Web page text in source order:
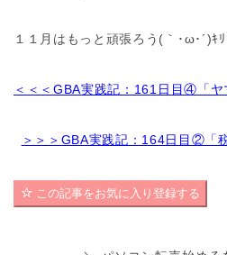
１１月はもっと頑張ろう(｀･ω･´)ｷﾘ
＜＜＜GBA実践記：161日目④「ヤ
＞＞＞GBA実践記：164日目②「
この記事をお気に入り登録する